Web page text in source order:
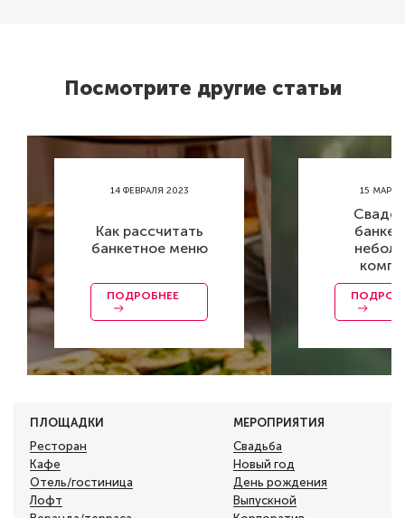
Посмотрите другие статьи
14 ФЕВРАЛЯ 2023
Как рассчитать
банкетное меню
ПОДРОБНЕЕ
15 МАРТА
ПЛОЩАДКИ
Ресторан
Кафе
Отель/гостиница
Лофт
МЕРОПРИЯТИЯ
Свадьба
Новый год
День рождения
Выпускной